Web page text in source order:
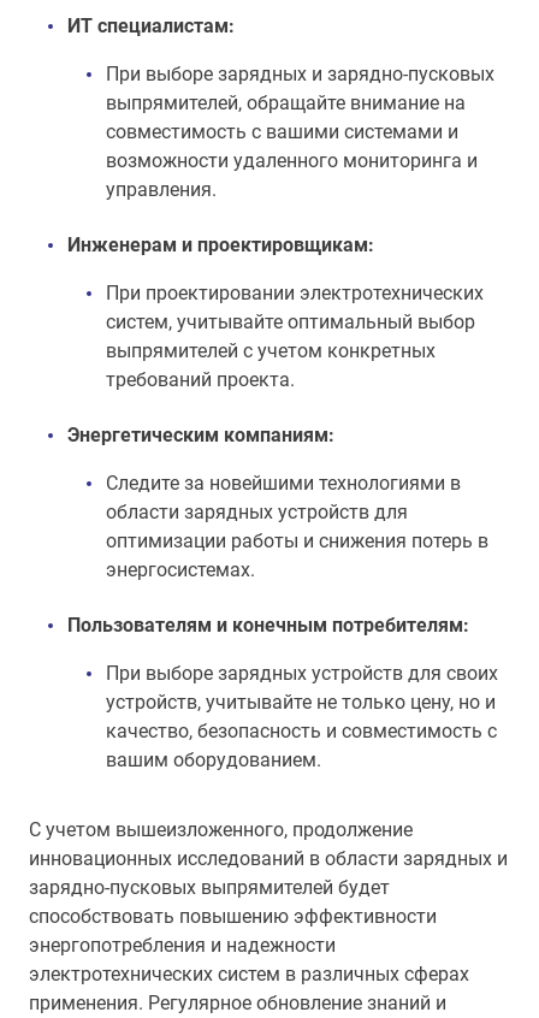
ИТ специалистам:
При выборе зарядных и зарядно-пусковых
выпрямителей, обращайте внимание на
совместимость с вашими системами и
возможности удаленного мониторинга и
управления.
Инженерам и проектировщикам:
При проектировании электротехнических
систем, учитывайте оптимальный выбор
выпрямителей с учетом конкретных
требований проекта.
Энергетическим компаниям:
Следите за новейшими технологиями в
области зарядных устройств для
оптимизации работы и снижения потерь в
энергосистемах.
Пользователям и конечным потребителям:
При выборе зарядных устройств для своих
устройств, учитывайте не только цену, но и
качество, безопасность и совместимость с
вашим оборудованием.
С учетом вышеизложенного, продолжение
инновационных исследований в области зарядных и
зарядно-пусковых выпрямителей будет
способствовать повышению эффективности
энергопотребления и надежности
электротехнических систем в различных сферах
применения. Регулярное обновление знаний и